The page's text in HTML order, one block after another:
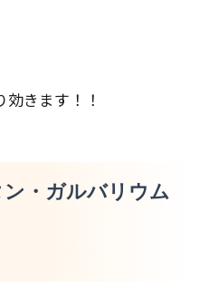
きます！！
ン・ガルバリウム